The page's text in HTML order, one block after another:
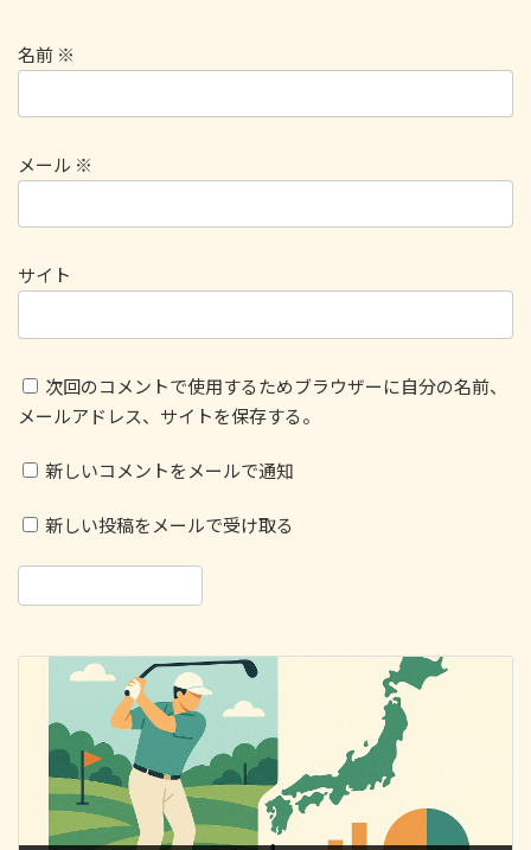
名前 ※
メール ※
サイト
次回のコメントで使用するためブラウザーに自分の名前、
メールアドレス、サイトを保存する。
新しいコメントをメールで通知
新しい投稿をメールで受け取る